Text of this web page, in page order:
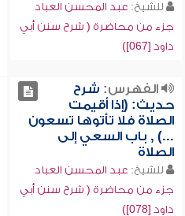
للشيخ: عبد المحسن العباد
جزء من محاضرة ( شرح سنن أبي
داود [067])
الفهرس: شرح
حديث: (إذا أقيمت
الصلاة فلا تأتوها تسعون
...) , باب السعي إلى
الصلاة
للشيخ: عبد المحسن العباد
جزء من محاضرة ( شرح سنن أبي
داود [078])